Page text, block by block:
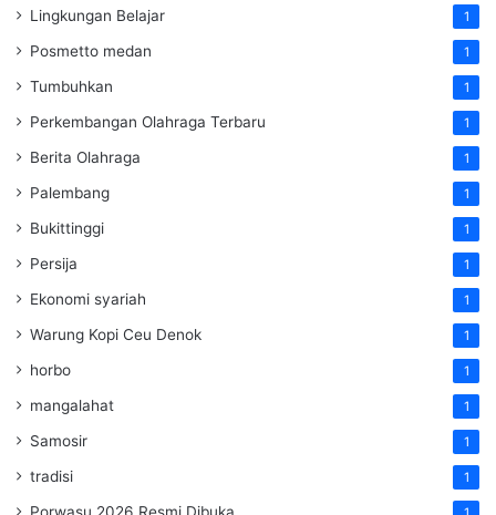
Lingkungan Belajar 1
Posmetto medan 1
Tumbuhkan 1
Perkembangan Olahraga Terbaru 1
Berita Olahraga 1
Palembang 1
Bukittinggi 1
Persija 1
Ekonomi syariah 1
Warung Kopi Ceu Denok 1
horbo 1
mangalahat 1
Samosir 1
tradisi 1
Porwasu 2026 Resmi Dibuka